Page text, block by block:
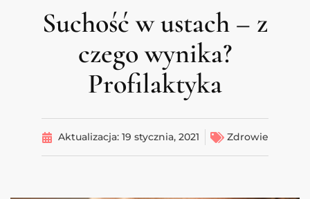
Suchość w ustach – z
czego wynika?
Profilaktyka
Aktualizacja: 19 stycznia, 2021 Zdrowie